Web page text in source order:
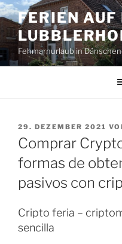
Zum
Inhalt
springen
FERIEN AUF
Fehmarnurlaub in
VERÖFFENTLICHT
AM
29. DEZEMBER 2021
Comprar
formas de
pasivos con
Cripto feria –
sencilla